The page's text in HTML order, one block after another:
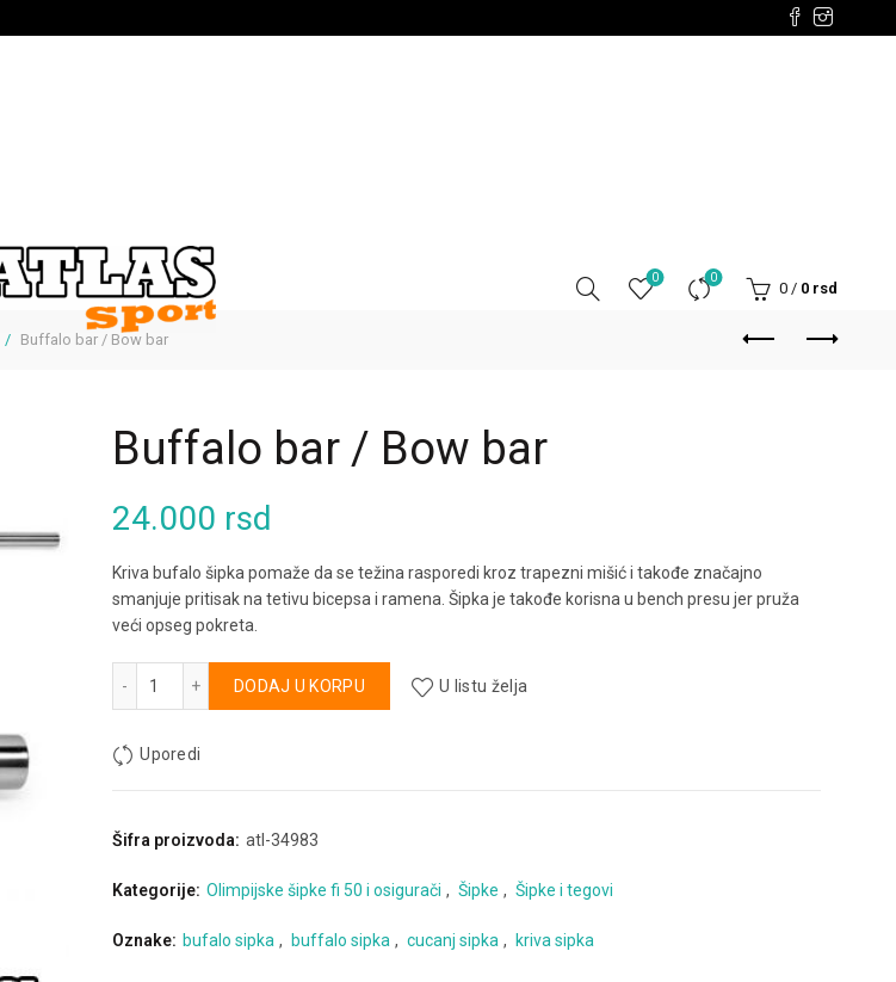
0 0
0 / 0 rsd
Buffalo bar / Bow bar
Buffalo bar / Bow bar
24.000 rsd
Kriva bufalo šipka pomaže da se težina rasporedi kroz trapezni mišić i takođe značajno
smanjuje pritisak na tetivu bicepsa i ramena. Šipka je takođe korisna u bench presu jer pruža
veći opseg pokreta.
DODAJ U KORPU
Alternative:
U listu želja
Uporedi
Šifra proizvoda: atl-34983
Kategorije: Olimpijske šipke fi 50 i osigurači , Šipke , Šipke i tegovi
Oznake: bufalo sipka , buffalo sipka , cucanj sipka , kriva sipka